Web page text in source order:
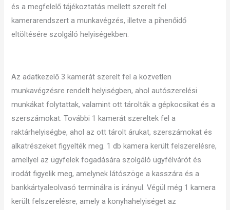
és a megfelelő tájékoztatás mellett szerelt fel
kamerarendszert a munkavégzés, illetve a pihenőidő
eltöltésére szolgáló helyiségekben.
Az adatkezelő 3 kamerát szerelt fel a közvetlen
munkavégzésre rendelt helyiségben, ahol autószerelési
munkákat folytattak, valamint ott tárolták a gépkocsikat és a
szerszámokat. További 1 kamerát szereltek fel a
raktárhelyiségbe, ahol az ott tárolt árukat, szerszámokat és
alkatrészeket figyelték meg. 1 db kamera került felszerelésre,
amellyel az ügyfelek fogadására szolgáló ügyfélvárót és
irodát figyelik meg, amelynek látószöge a kasszára és a
bankkártyaleolvasó terminálra is irányul. Végül még 1 kamera
került felszerelésre, amely a konyhahelyiséget az